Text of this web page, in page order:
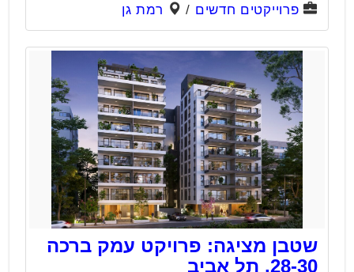
פרוייקטים חדשים / רמת גן
שטבן מציגה: פרויקט עמק ברכה
28-30, תל אביב